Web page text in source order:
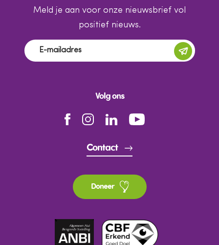
Meld je aan voor onze nieuwsbrief vol
positief nieuws.
Volg ons
Contact
Doneer